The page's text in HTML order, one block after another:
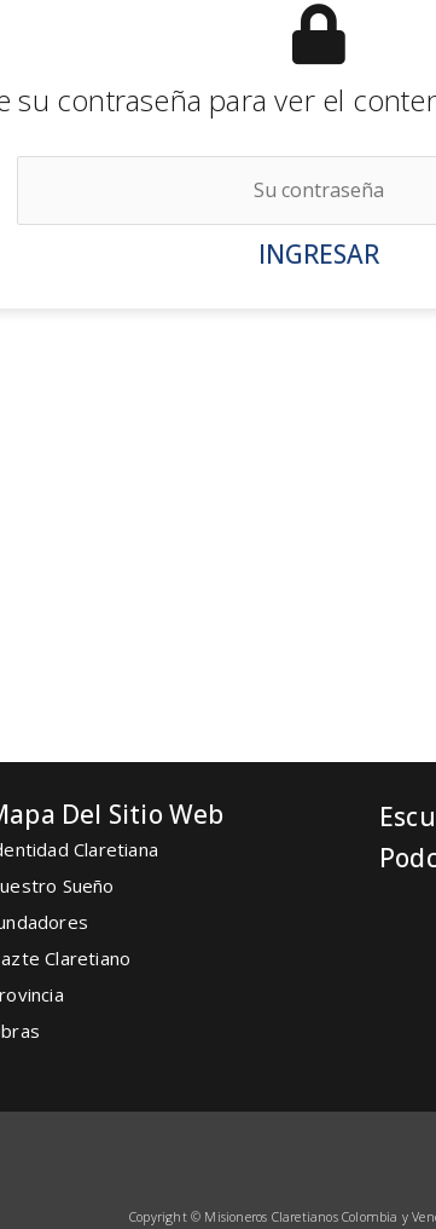
su contraseña para ver el
Del Sitio Web
Claretiana
Sueño
Claretiano
Copyright © Misioneros Claretianos Colombia y